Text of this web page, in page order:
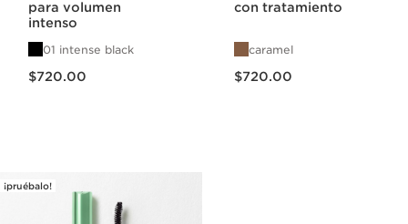
para volumen
intenso
01 intense black
$720.00
con tratamiento
caramel
$720.00
¡pruébalo!